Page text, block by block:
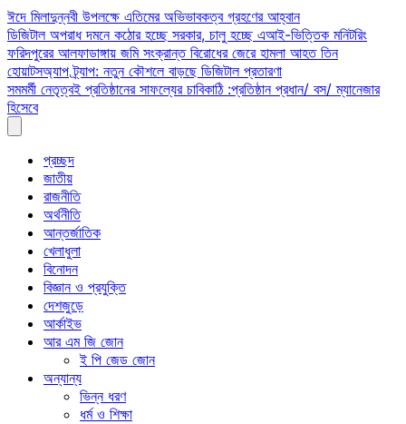
Skip
to
content
ঈদে মিলাদুন্নবী উপলক্ষে এতিমের অভিভাবকত্ব গ্রহণের আহ্বান
ডিজিটাল অপরাধ দমনে কঠোর হচ্ছে সরকার, চালু হচ্ছে এআই-ভিত্তিক মনিটরিং
ফরিদপুরের আলফাডাঙ্গায় জমি সংক্রান্ত বিরোধের জেরে হামলা আহত তিন
হোয়াটসঅ্যাপ ট্র্যাপ: নতুন কৌশলে বাড়ছে ডিজিটাল প্রতারণা
সমমর্মী নেতৃত্বই প্রতিষ্ঠানের সাফল্যের চাবিকাঠি :প্রতিষ্ঠান প্রধান/ বস/ ম্যানেজার
হিসেবে
প্রচ্ছদ
জাতীয়
রাজনীতি
অর্থনীতি
আন্তর্জাতিক
খেলাধুলা
বিনোদন
বিজ্ঞান ও প্রযুক্তি
দেশজুড়ে
আর্কাইভ
আর এম জি জোন
ই পি জেড জোন
অন্যান্য
ভিন্ন ধরণ
ধর্ম ও শিক্ষা